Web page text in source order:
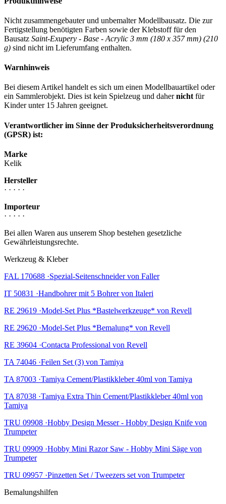
Nicht zusammengebauter und unbemalter Modellbausatz. Die zur
Fertigstellung benötigten Farben sowie der Klebstoff für den
Bausatz Saint-Exupery - Base - Acrylic 3 mm (180 x 357 mm) (210
g) sind nicht im Lieferumfang enthalten.
Warnhinweis
Bei diesem Artikel handelt es sich um einen Modellbauartikel oder
ein Sammlerobjekt. Dies ist kein Spielzeug und dahernicht für
Kinder unter 15 Jahren geeignet.
Verantwortlicher im Sinne der Produksicherheitsverordnung
(GPSR) ist:
Marke
Kelik
Hersteller
· · · · ·
Importeur
· · · · ·
Bei allen Waren aus unserem Shop bestehen gesetzliche
Gewährleistungsrechte.
Werkzeug & Kleber
FAL 170688 ·Spezial-Seitenschneider von Faller
IT 50831 ·Handbohrer mit 5 Bohrer von Italeri
RE 29619 ·Model-Set Plus *Bastelwerkzeuge* von Revell
RE 29620 ·Model-Set Plus *Bemalung* von Revell
RE 39604 ·Contacta Professional von Revell
TA 74046 ·Feilen Set (3) von Tamiya
TA 87003 ·Tamiya Cement/Plastikkleber 40ml von Tamiya
TA 87038 ·Tamiya Extra Thin Cement/Plastikkleber 40ml von
Tamiya
TRU 09908 ·Hobby Design Messer - Hobby Design Knife von
Trumpeter
TRU 09909 ·Hobby Mini Razor Saw - Hobby Mini Säge von
Trumpeter
TRU 09957 ·Pinzetten Set / Tweezers set von Trumpeter
Bemalungshilfen